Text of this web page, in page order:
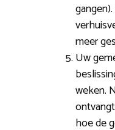
meer
Uw
weken.
hoe de